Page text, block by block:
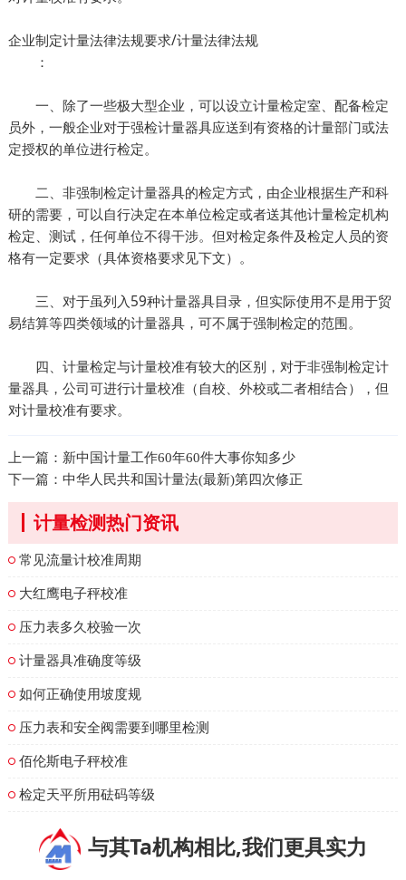
企业制定计量法律法规要求/计量法律法规
：
一、除了一些极大型企业，可以设立计量检定室、配备检定
员外，一般企业对于强检计量器具应送到有资格的计量部门或法
定授权的单位进行检定。
二、非强制检定计量器具的检定方式，由企业根据生产和科
研的需要，可以自行决定在本单位检定或者送其他计量检定机构
检定、测试，任何单位不得干涉。但对检定条件及检定人员的资
格有一定要求（具体资格要求见下文）。
三、对于虽列入59种计量器具目录，但实际使用不是用于贸
易结算等四类领域的计量器具，可不属于强制检定的范围。
四、计量检定与计量校准有较大的区别，对于非强制检定计
量器具，公司可进行计量校准（自校、外校或二者相结合），但
对计量校准有要求。
上一篇： 新中国计量工作60年60件大事你知多少
下一篇： 中华人民共和国计量法(最新)第四次修正
计量检测热门资讯
常见流量计校准周期
大红鹰电子秤校准
压力表多久校验一次
计量器具准确度等级
如何正确使用坡度规
压力表和安全阀需要到哪里检测
佰伦斯电子秤校准
检定天平所用砝码等级
与其Ta机构相比,我们更具实力